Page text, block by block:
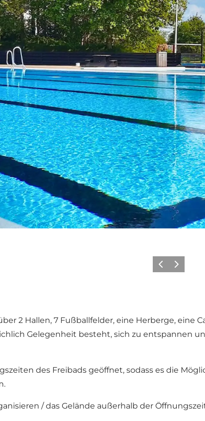
Vorherige Folie
Nächste
2 Hallen, 7 Fußballfelder, eine Herberge, eine
Gelegenheit besteht, sich zu entspannen
des Freibads geöffnet, sodass es die
/ das Gelände außerhalb der